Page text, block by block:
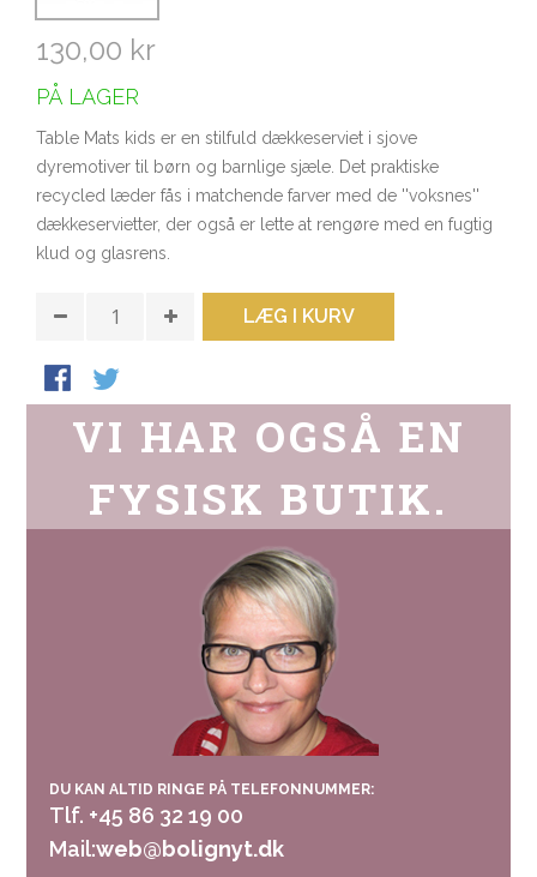
130,00 kr
PÅ LAGER
Table Mats kids er en stilfuld dækkeserviet i sjove
dyremotiver til børn og barnlige sjæle. Det praktiske
recycled læder fås i matchende farver med de ''voksnes''
dækkeservietter, der også er lette at rengøre med en fugtig
klud og glasrens.
LÆG I KURV
VI HAR OGSÅ EN
FYSISK BUTIK.
DU KAN ALTID RINGE PÅ TELEFONNUMMER:
Tlf. +45 86 32 19 00
Mail:web@bolignyt.dk